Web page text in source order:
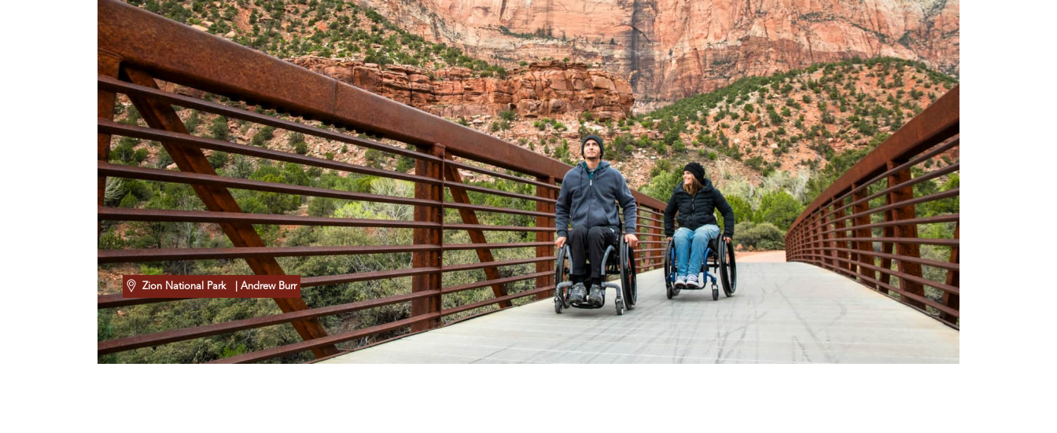
Zion National Park | Andrew Burr